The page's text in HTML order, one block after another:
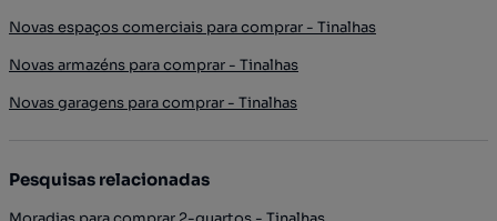
Novas espaços comerciais para comprar - Tinalhas
Novas armazéns para comprar - Tinalhas
Novas garagens para comprar - Tinalhas
Pesquisas relacionadas